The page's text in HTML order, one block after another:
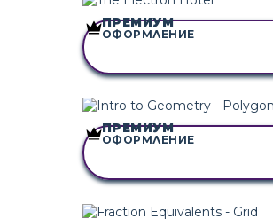
КОПИРАЙТЕ ТАЗИ
ПРЕМИУМ
ОФОРМЛЕНИЕ
КОПИРАЙТЕ ТАЗИ
ПРЕМИУМ
ОФОРМЛЕНИЕ